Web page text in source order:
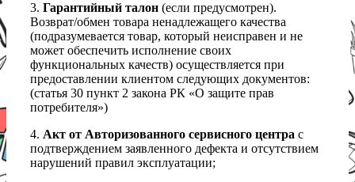
3. Гарантийный талон (если предусмотрен).
Возврат/обмен товара ненадлежащего качества
(подразумевается товар, который неисправен и не
может обеспечить исполнение своих
функциональных качеств) осуществляется при
предоставлении клиентом следующих документов:
(статья 30 пункт 2 закона РК «О защите прав
потребителя»)
4. Акт от Авторизованного сервисного центра с
подтверждением заявленного дефекта и отсутствием
нарушений правил эксплуатации;